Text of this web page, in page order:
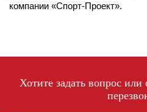
компании «Спорт-Проект».
Хотите задать вопрос